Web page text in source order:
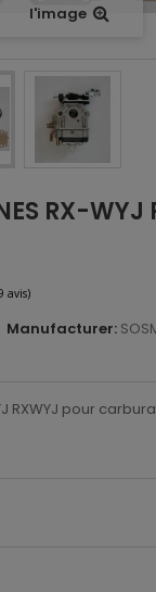
l'image
RX-WYJ
Manufacturer:
RXWYJ pour